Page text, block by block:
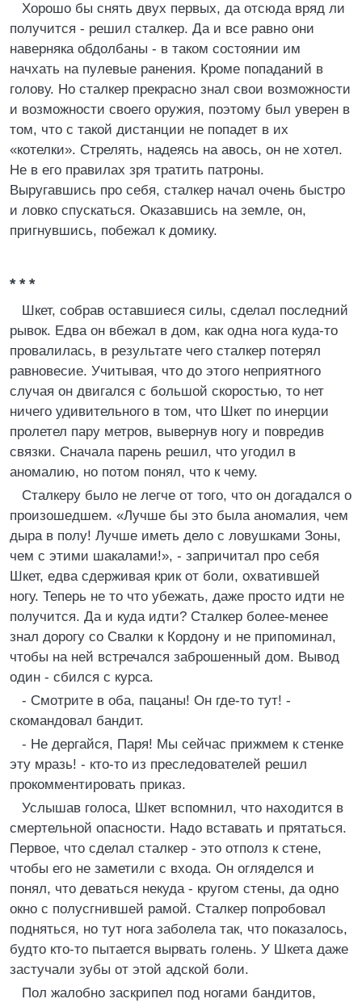
Хорошо бы снять двух первых, да отсюда вряд ли
получится - решил сталкер. Да и все равно они
наверняка обдолбаны - в таком состоянии им
начхать на пулевые ранения. Кроме попаданий в
голову. Но сталкер прекрасно знал свои возможности
и возможности своего оружия, поэтому был уверен в
том, что с такой дистанции не попадет в их
«котелки». Стрелять, надеясь на авось, он не хотел.
Не в его правилах зря тратить патроны.
Выругавшись про себя, сталкер начал очень быстро
и ловко спускаться. Оказавшись на земле, он,
пригнувшись, побежал к домику.
* * *
Шкет, собрав оставшиеся силы, сделал последний
рывок. Едва он вбежал в дом, как одна нога куда-то
провалилась, в результате чего сталкер потерял
равновесие. Учитывая, что до этого неприятного
случая он двигался с большой скоростью, то нет
ничего удивительного в том, что Шкет по инерции
пролетел пару метров, вывернув ногу и повредив
связки. Сначала парень решил, что угодил в
аномалию, но потом понял, что к чему.
Сталкеру было не легче от того, что он догадался о
произошедшем. «Лучше бы это была аномалия, чем
дыра в полу! Лучше иметь дело с ловушками Зоны,
чем с этими шакалами!», - запричитал про себя
Шкет, едва сдерживая крик от боли, охватившей
ногу. Теперь не то что убежать, даже просто идти не
получится. Да и куда идти? Сталкер более-менее
знал дорогу со Свалки к Кордону и не припоминал,
чтобы на ней встречался заброшенный дом. Вывод
один - сбился с курса.
- Смотрите в оба, пацаны! Он где-то тут! -
скомандовал бандит.
- Не дергайся, Паря! Мы сейчас прижмем к стенке
эту мразь! - кто-то из преследователей решил
прокомментировать приказ.
Услышав голоса, Шкет вспомнил, что находится в
смертельной опасности. Надо вставать и прятаться.
Первое, что сделал сталкер - это отполз к стене,
чтобы его не заметили с входа. Он огляделся и
понял, что деваться некуда - кругом стены, да одно
окно с полусгнившей рамой. Сталкер попробовал
подняться, но тут нога заболела так, что показалось,
будто кто-то пытается вырвать голень. У Шкета даже
застучали зубы от этой адской боли.
Пол жалобно заскрипел под ногами бандитов,